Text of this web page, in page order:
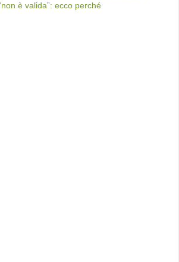
è valida”: ecco perché